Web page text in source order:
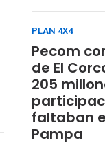
PLAN 4X4
Pecom
de El
205
faltaban
Pampa